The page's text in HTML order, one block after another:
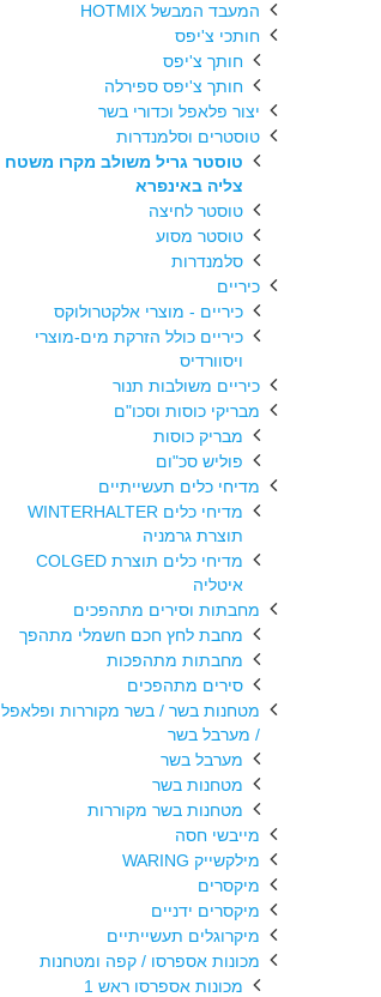
המעבד המבשל HOTMIX
חותכי צ'יפס
חותך צ'יפס
חותך צ'יפס ספירלה
יצור פלאפל וכדורי בשר
טוסטרים וסלמנדרות
טוסטר גריל משולב מקרו משטח
צליה באינפרא
טוסטר לחיצה
טוסטר מסוע
סלמנדרות
כיריים
כיריים - מוצרי אלקטרולוקס
כיריים כולל הזרקת מים-מוצרי
ויסוורדיס
כיריים משולבות תנור
מבריקי כוסות וסכו"ם
מבריק כוסות
פוליש סכ"ום
מדיחי כלים תעשייתיים
מדיחי כלים WINTERHALTER
תוצרת גרמניה
מדיחי כלים תוצרת COLGED
איטליה
מחבתות וסירים מתהפכים
מחבת לחץ חכם חשמלי מתהפך
מחבתות מתהפכות
סירים מתהפכים
מטחנות בשר / בשר מקוררות ופלאפל
/ מערבל בשר
מערבל בשר
מטחנות בשר
מטחנות בשר מקוררות
מייבשי חסה
מילקשייק WARING
מיקסרים
מיקסרים ידניים
מיקרוגלים תעשייתיים
מכונות אספרסו / קפה ומטחנות
מכונות אספרסו ראש 1